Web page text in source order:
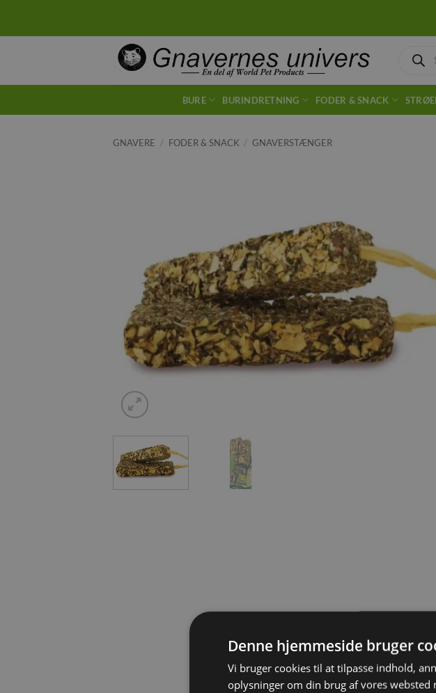
search
BURE BURINDRETNING FODER & SNACK
GNAVERE / FODER & SNACK / GNAVERSTÆNGER
Denne hjemmeside bruger
Vi bruger cookies til at tilpasse indhold,
oplysninger om din brug af vores websted